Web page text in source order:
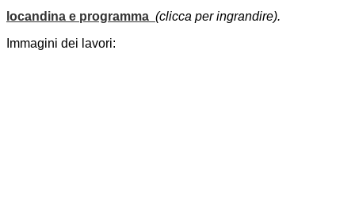
locandina e programma (clicca per ingrandire).
Immagini dei lavori: